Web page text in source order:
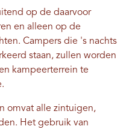
op de daarvoor
en alleen op de
Campers die 's nachts
staan, zullen worden
kampeerterrein te
omvat alle zintuigen,
Het gebruik van